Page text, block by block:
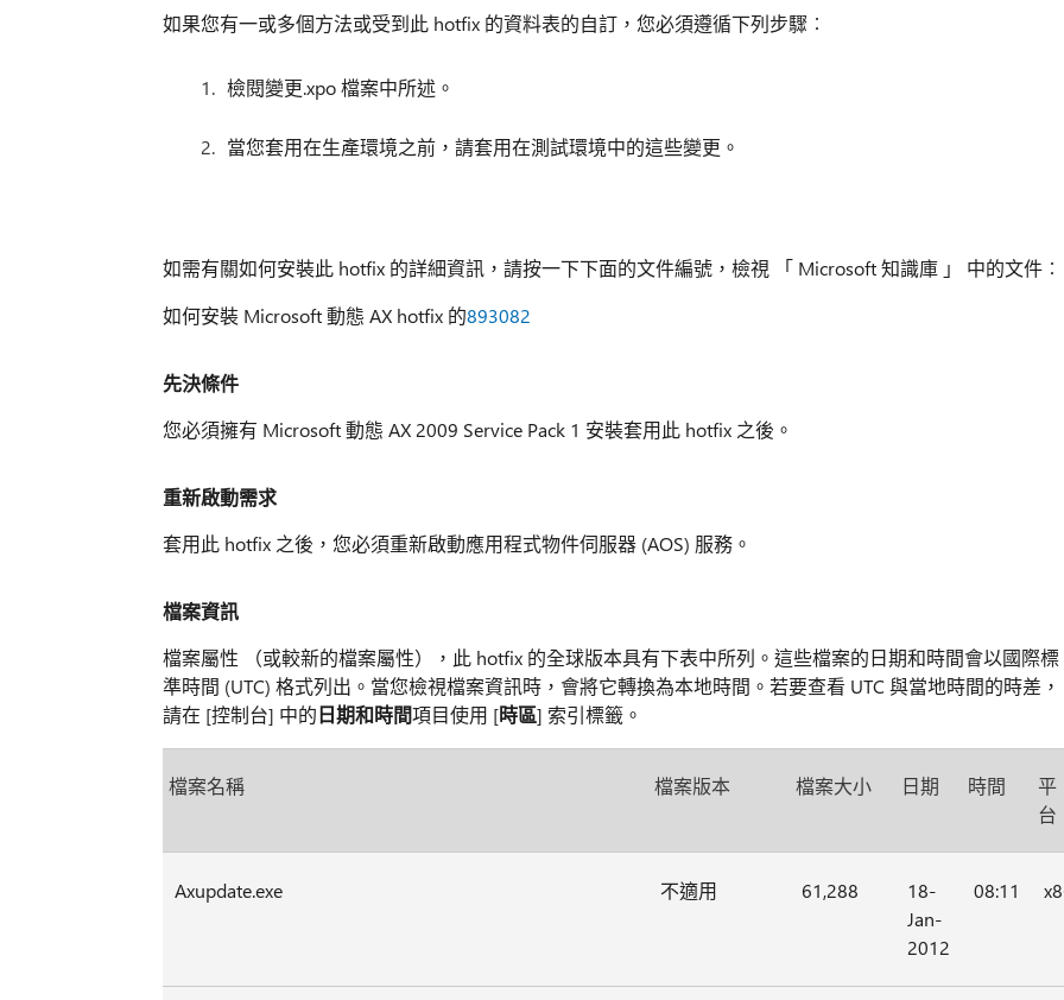
如果您有一或多個方法或受到此 hotfix 的資料表的自訂，您必須遵循下列步驟︰
檢閱變更.xpo 檔案中所述。
當您套用在生產環境之前，請套用在測試環境中的這些變更。
如需有關如何安裝此 hotfix 的詳細資訊，請按一下下面的文件編號，檢視 「 Microsoft 知識庫 」 中的文件︰
如何安裝 Microsoft 動態 AX hotfix 的893082
先決條件
您必須擁有 Microsoft 動態 AX 2009 Service Pack 1 安裝套用此 hotfix 之後。
重新啟動需求
套用此 hotfix 之後，您必須重新啟動應用程式物件伺服器 (AOS) 服務。
檔案資訊
檔案屬性 （或較新的檔案屬性），此 hotfix 的全球版本具有下表中所列。這些檔案的日期和時間會以國際標
準時間 (UTC) 格式列出。當您檢視檔案資訊時，會將它轉換為本地時間。若要查看 UTC 與當地時間的時差，
請在 [控制台] 中的日期和時間項目使用 [時區] 索引標籤。
檔案名稱 檔案版本 檔案大小 日期 時間
平
台
Axupdate.exe 不適用 61,288
18-
Jan-
2012
08:11